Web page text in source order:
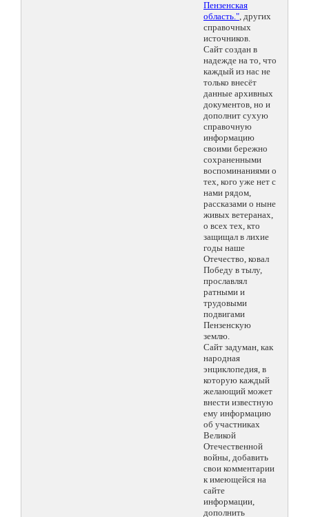
Пензенская
область.", других
справочных
источников.
Сайт создан в
надежде на то, что
каждый из нас не
только внесёт
данные архивных
документов, но и
дополнит сухую
справочную
информацию
своими бережно
сохраненными
воспоминаниями о
тех, кого уже нет с
нами рядом,
рассказами о ныне
живых ветеранах,
о всех тех, кто
защищал в лихие
годы наше
Отечество, ковал
Победу в тылу,
прославлял
ратными и
трудовыми
подвигами
Пензенскую
землю.
Сайт задуман, как
народная
энциклопедия, в
которую каждый
желающий может
внести известную
ему информацию
об участниках
Великой
Отечественной
войны, добавить
свои комментарии
к имеющейся на
сайте
информации,
дополнить